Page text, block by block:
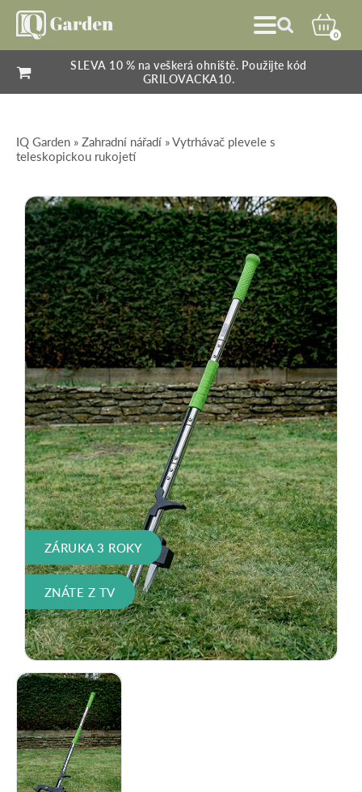
0
SLEVA 10 % na veškerá ohniště. Použijte kód
GRILOVACKA10.
IQ Garden »Zahradní nářadí » Vytrhávač plevele s
teleskopickou rukojetí